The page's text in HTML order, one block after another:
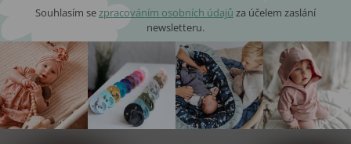
Souhlasím sezpracováním osobních údajů za účelem zaslání
newsletteru.